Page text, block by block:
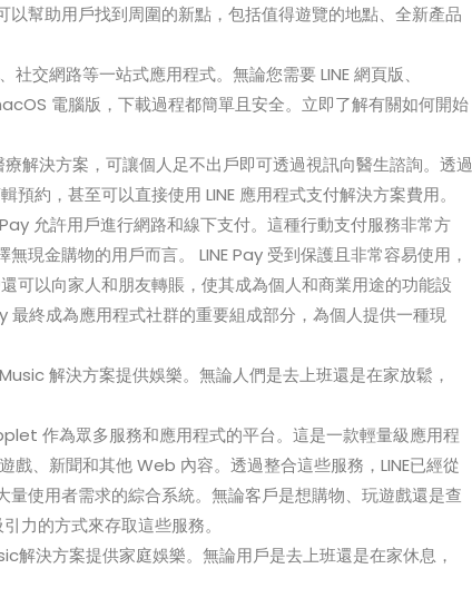
幫助用戶找到周圍的新點，包括值得遊覽的地點、全新產品
交網路等一站式應用程式。無論您需要 LINE 網頁版、
電腦版，下載過程都簡單且安全。立即了解有關如何開始
解決方案，可讓個人足不出戶即可透過視訊向醫生諮詢。透過
約，甚至可以直接使用 LINE 應用程式支付解決方案費用。
允許用戶進行網路和線下支付。這種行動支付服務非常方
現金購物的用戶而言。 LINE Pay 受到保護且非常容易使用，
可以向家人和朋友轉賬，使其成為個人和商業用途的功能設
最終成為應用程式社群的重要組成部分，為個人提供一種現
解決方案提供娛樂。無論人們是去上班還是在家放鬆，
作為眾多服務和應用程式的平台。這是一款輕量級應用程
戲、新聞和其他 Web 內容。透過整合這些服務，LINE已經從
使用者需求的綜合系統。無論客戶是想購物、玩遊戲還是查
力的方式來存取這些服務。
解決方案提供家庭娛樂。無論用戶是去上班還是在家休息，